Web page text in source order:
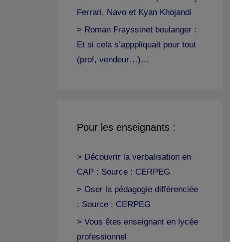
Ferrari, Navo et Kyan Khojandi
> Roman Frayssinet boulanger :
Et si cela s’apppliquait pour tout
(prof, vendeur…)…
Pour les enseignants :
> Découvrir la verbalisation en
CAP : Source : CERPEG
> Oser la pédagogie différenciée
: Source : CERPEG
> Vous êtes enseignant en lycée
professionnel